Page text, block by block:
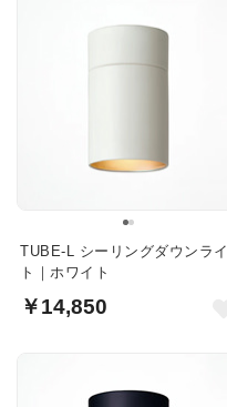
TUBE-L シーリングダウンライ
ト｜ホワイト
￥14,850